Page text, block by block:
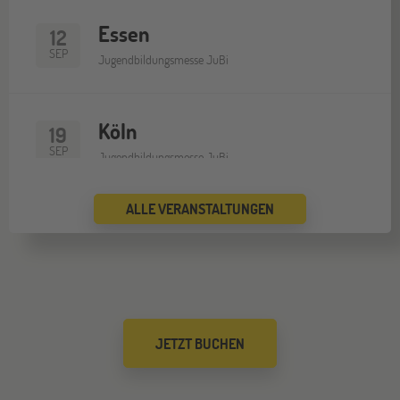
12
SEP
Essen
Jugendbildungsmesse JuBi
19
SEP
Köln
Jugendbildungsmesse JuBi
Bremen
Düsseldorf
Jugendbildungsmesse JuBi
ALLE VERANSTALTUNGEN
JETZT BUCHEN